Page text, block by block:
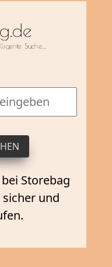
Storebag
und